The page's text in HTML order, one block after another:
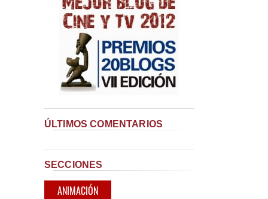
ÚLTIMOS COMENTARIOS
SECCIONES
ANIMACIÓN